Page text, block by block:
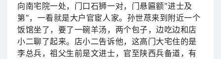
向南宅院一处，门口石狮一对，门悬匾额"进士及
第"，一看就是大户官宦人家。孙世荩来到附近一个
饭馆坐了，要了一碗羊汤，两个包子，边吃边和店
小二聊了起来。店小二告诉他，这高门大宅住的是
李总兵，祖父生前是文进士，官至陕西兵备道，有